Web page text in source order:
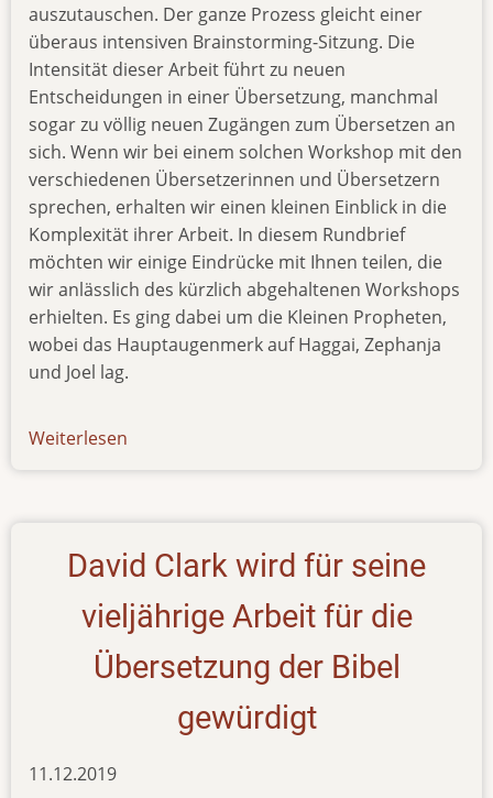
auszutauschen. Der ganze Prozess gleicht einer
überaus intensiven Brainstorming-Sitzung. Die
Intensität dieser Arbeit führt zu neuen
Entscheidungen in einer Übersetzung, manchmal
sogar zu völlig neuen Zugängen zum Übersetzen an
sich. Wenn wir bei einem solchen Workshop mit den
verschiedenen Übersetzerinnen und Übersetzern
sprechen, erhalten wir einen kleinen Einblick in die
Komplexität ihrer Arbeit. In diesem Rundbrief
möchten wir einige Eindrücke mit Ihnen teilen, die
wir anlässlich des kürzlich abgehaltenen Workshops
erhielten. Es ging dabei um die Kleinen Propheten,
wobei das Hauptaugenmerk auf Haggai, Zephanja
und Joel lag.
Weiterlesen
David Clark wird für seine
vieljährige Arbeit für die
Übersetzung der Bibel
gewürdigt
11.12.2019